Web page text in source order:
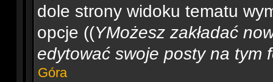
dole strony widoku tematu
opcje ((YMożesz zakładać
edytować swoje posty na tym
Góra